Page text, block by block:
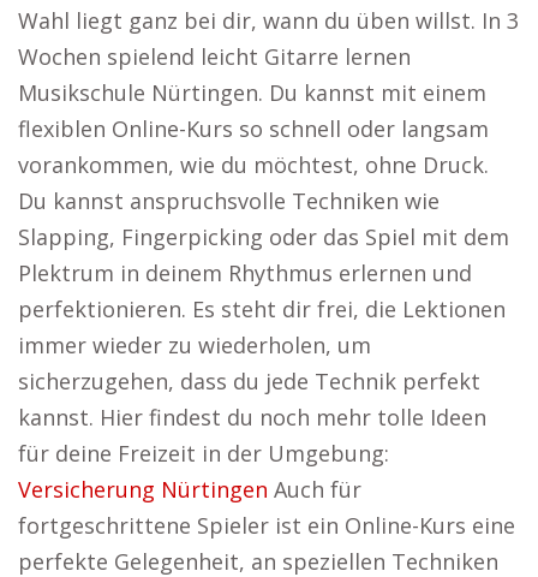
Wahl liegt ganz bei dir, wann du üben willst. In 3
Wochen spielend leicht Gitarre lernen
Musikschule Nürtingen. Du kannst mit einem
flexiblen Online-Kurs so schnell oder langsam
vorankommen, wie du möchtest, ohne Druck.
Du kannst anspruchsvolle Techniken wie
Slapping, Fingerpicking oder das Spiel mit dem
Plektrum in deinem Rhythmus erlernen und
perfektionieren. Es steht dir frei, die Lektionen
immer wieder zu wiederholen, um
sicherzugehen, dass du jede Technik perfekt
kannst. Hier findest du noch mehr tolle Ideen
für deine Freizeit in der Umgebung:
Versicherung Nürtingen Auch für
fortgeschrittene Spieler ist ein Online-Kurs eine
perfekte Gelegenheit, an speziellen Techniken